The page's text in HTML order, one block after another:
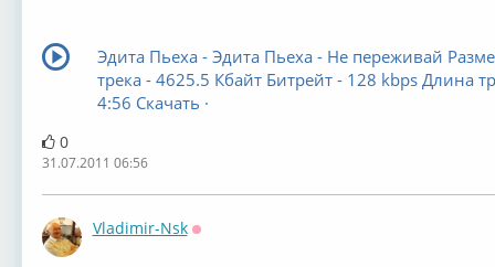
Эдита Пьеха - Эдита Пьеха - Не переживай
трека - 4625.5 Кбайт Битрейт - 128 kbps Длина
4:56 Скачать ·
0
31.07.2011 06:56
Vladimir-Nsk